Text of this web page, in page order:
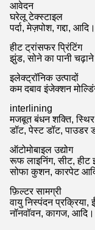
आवेदन
घरेलू टेक्स्टाइल
पर्दा, मेज़पोश, गद्दा, आदि।
हीट ट्रांसफर प्रिंटिंग
झुंड, सोने का पानी चढ़ाने
इलेक्ट्रॉनिक उत्पादों
कम दबाव इंजेक्शन
interlining
मजबूत बंधन शक्ति, स्थिर
डॉट, पेस्ट डॉट, पाउडर
ऑटोमोबाइल उद्योग
रूफ लाइनिंग, सीट, हीट
सोफा कुशन, कारपेट
फ़िल्टर सामग्री
वायु निस्पंदन प्रक्रिया,
नॉनवॉवन, कागज, आदि।